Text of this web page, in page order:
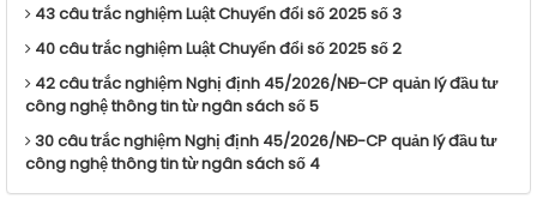
43 câu trắc nghiệm Luật Chuyển đổi số 2025 số 3
40 câu trắc nghiệm Luật Chuyển đổi số 2025 số 2
42 câu trắc nghiệm Nghị định 45/2026/NĐ-CP quản lý đầu tư
công nghệ thông tin từ ngân sách số 5
30 câu trắc nghiệm Nghị định 45/2026/NĐ-CP quản lý đầu tư
công nghệ thông tin từ ngân sách số 4